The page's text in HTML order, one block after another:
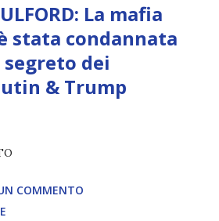
La mafia
stata condannata
segreto dei
& Trump
COMMENTO